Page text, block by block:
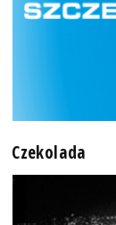
Czekolada